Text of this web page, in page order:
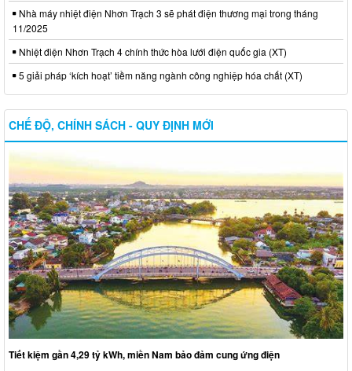
Nhà máy nhiệt điện Nhơn Trạch 3 sẽ phát điện thương mại trong tháng
11/2025
Nhiệt điện Nhơn Trạch 4 chính thức hòa lưới điện quốc gia (XT)
5 giải pháp ‘kích hoạt’ tiềm năng ngành công nghiệp hóa chất (XT)
CHẾ ĐỘ, CHÍNH SÁCH - QUY ĐỊNH MỚI
Tiết kiệm gần 4,29 tỷ kWh, miền Nam bảo đảm cung ứng điện